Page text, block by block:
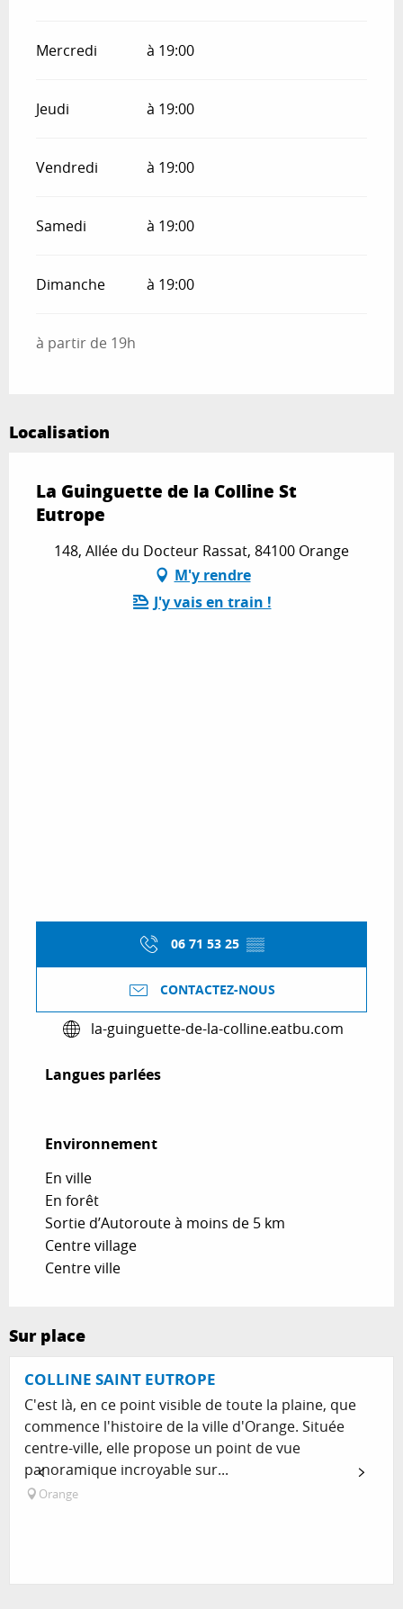
Mercredi à 19:00
Jeudi à 19:00
Vendredi à 19:00
Samedi à 19:00
Dimanche à 19:00
à partir de 19h
Localisation
La Guinguette de la Colline St
Eutrope
148, Allée du Docteur Rassat, 84100 Orange
M'y rendre
J'y vais en train !
06 71 53 25 ▒▒
CONTACTEZ-NOUS
la-guinguette-de-la-colline.eatbu.com
Langues parlées
Langues parlées
Environnement
Environnement
En ville
En forêt
Sortie d’Autoroute à moins de 5 km
Centre village
Centre ville
Sur place
COLLINE SAINT EUTROPE
C'est là, en ce point visible de toute la plaine, que
commence l'histoire de la ville d'Orange. Située
centre-ville, elle propose un point de vue
panoramique incroyable sur...
Orange